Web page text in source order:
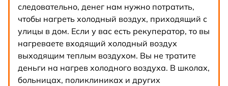
следовательно, денег нам нужно потратить,
чтобы нагреть холодный воздух, приходящий с
улицы в дом. Если у вас есть рекуператор, то вы
нагреваете входящий холодный воздух
выходящим теплым воздухом. Вы не тратите
деньги на нагрев холодного воздуха. В школах,
больницах, поликлиниках и других